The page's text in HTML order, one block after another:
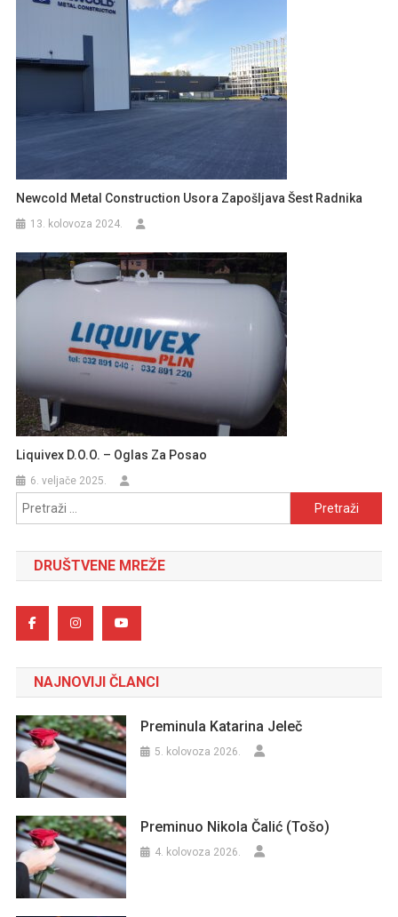
Newcold Metal Construction Usora Zapošljava Šest Radnika
13. kolovoza 2024.
Liquivex D.o.o. – Oglas Za Posao
6. veljače 2025.
Pretraži:
DRUŠTVENE MREŽE
NAJNOVIJI ČLANCI
Preminula Katarina Jeleč
5. kolovoza 2026.
Preminuo Nikola Čalić (Tošo)
4. kolovoza 2026.